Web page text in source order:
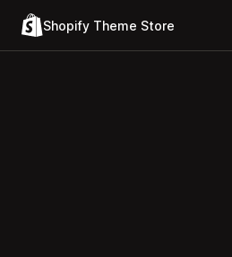
Shopify Theme Store